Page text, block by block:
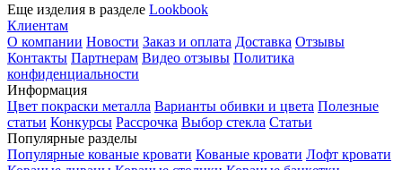
Еще изделия в разделе Lookbook
Клиентам
О компании Новости Заказ и оплата Доставка Отзывы
Контакты Партнерам Видео отзывы Политика
конфиденциальности
Информация
Цвет покраски металла Варианты обивки и цвета Полезные
статьи Конкурсы Рассрочка Выбор стекла Статьи
Популярные разделы
Популярные кованые кровати Кованые кровати Лофт кровати